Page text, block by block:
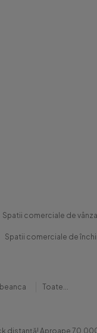
Spatii comerciale de
Spatii comerciale de
Toate...
distanță! Aproape